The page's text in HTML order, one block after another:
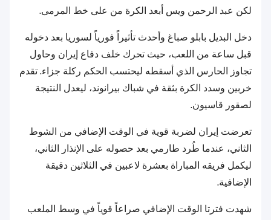
لكن عبد الرحمن ويس أبعد الكرة من على خط المرمى.
دخل البديل بابلو صباغ وأحدث تأثيراً فورياً لسوريا بعد دخوله
قبل ساعة من اللعب، حيث تحرك خلف دفاع إيران وحاول
تجاوز الحارس الذي أسقطه ليحتسب الحكم ركلة جزاء. تقدم
خربين وسدد الكرة بثقة في شباك بيرانوند، ليعدل النتيجة
لصقور قاسيون.
تعرضت إيران لضربة قوية في الوقت الإضافي من الشوط
الثاني، عندما طُرد طارمي بعد حصوله على الإنذار الثاني،
ليكمل فريقه المباراة بعشرة لاعبين في الثلاثين دقيقة
الإضافية.
شهدت فترتا الوقت الإضافي صراعاً قوياً في وسط الملعب